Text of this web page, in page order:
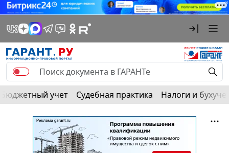
Бюджетный учет Судебная практика Налоги и